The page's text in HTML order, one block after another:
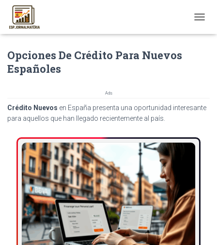
O
I
I
Opciones De Crédito Para Nuevos
Españoles
Ads
Crédito Nuevos en España presenta una oportunidad interesante
para aquellos que han llegado recientemente al país.